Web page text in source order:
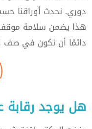
دوري. نحدث أوراقنا
هذا يضمن سلامة
دائمًا أن نكون في صف
هل يوجد رقابة